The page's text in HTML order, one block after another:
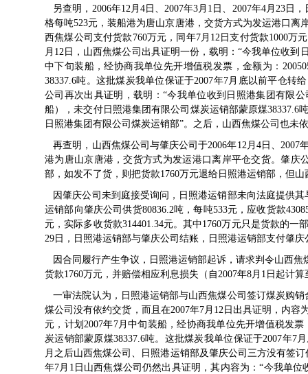
另查明，2006年12月4日、2007年3月1日、2007年4月23日
格每吨523元，装船港为唐山京唐港，交货方式为发运港口离
西焦煤公司支付货款760万元，同年7月12日支付货款1000万
月12日，山西焦煤公司出具证明一份，载明：“今我单位收到
中下旬装船，经协商我单位先开增值税发票，金额为：
38337.6吨。这批煤炭我单位保证于2007年7月底以前平仓转
公司再次出具证明，载明：“今我单位收到日照港集团有限
船），未交付日照港集团有限公司煤炭运销部蒙原煤38337.6
日照港集团有限公司煤炭运销部”。之后，山西焦煤公司也未
再查明，山西焦煤公司与肇庆公司于2006年12月4日、2007
港为唐山京唐港，交货方式为发运港口离岸平仓交货。肇
部，如发不了货，则把货款1760万元退给日照港运销部，但
因肇庆公司未到庭接受询问，日照港运销部未向法庭提供
运销部向肇庆公司供货80836.2吨，每吨533元，应收货款
元，实际多收货款314401.34元。其中1760万元只是货款的一
29日，日照港运销部与肇庆公司结账，日照港运销部支付肇
因合同履行产生争议，日照港运销部起诉，请求判令山西焦
货款1760万元，并赔偿相应利息损失（自2007年8月1日起计
一审法院认为，日照港运销部与山西焦煤公司签订煤炭购
煤公司没有依约交货，而且在2007年7月12日出具证明，内
元，计划2007年7月中旬装船，经协商我单位先开增值税发
炭运销部蒙原煤38337.6吨。这批煤炭我单位保证于2007年7
月之后山西焦煤公司、日照港运销部及肇庆公司三方没有签
年7月1日山西焦煤公司仍然出具证明，其内容为：“今我单